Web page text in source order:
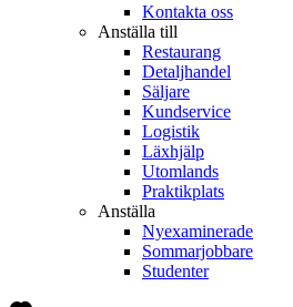
Kontakta oss
Anställa till
Restaurang
Detaljhandel
Säljare
Kundservice
Logistik
Läxhjälp
Utomlands
Praktikplats
Anställa
Nyexaminerade
Sommarjobbare
Studenter